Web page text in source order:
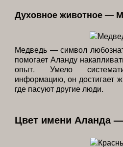
Духовное животное —
Медведь — символ
помогает Аланду
опыт. Умело
информацию, он достигает
где пасуют другие люди.
Цвет имени Аланда